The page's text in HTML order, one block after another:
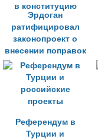
Эрдоган
ратифицировал
законопроект о
внесении поправок
в конституцию
Референдум в
Турции и